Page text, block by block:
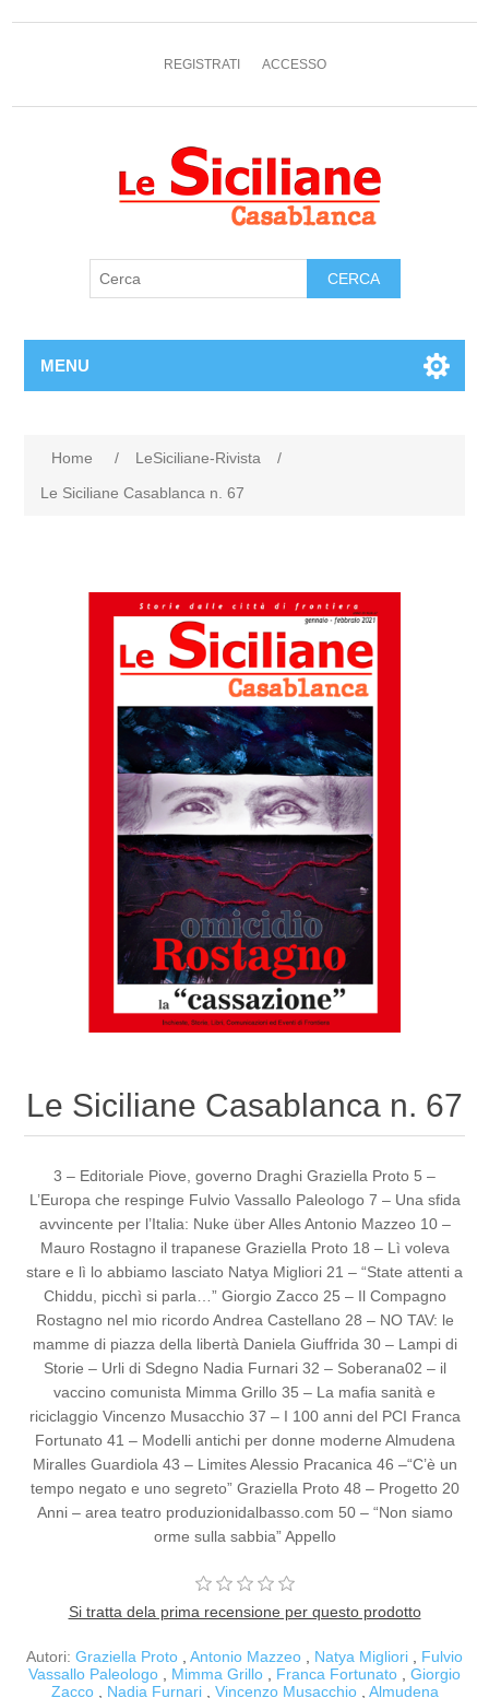
REGISTRATI ACCESSO
MENU
Home / LeSiciliane-Rivista
/
Le Siciliane Casablanca n. 67
Le Siciliane Casablanca n. 67
3 – Editoriale Piove, governo Draghi Graziella Proto 5 –
L’Europa che respinge Fulvio Vassallo Paleologo 7 – Una sfida
avvincente per l’Italia: Nuke über Alles Antonio Mazzeo 10 –
Mauro Rostagno il trapanese Graziella Proto 18 – Lì voleva
stare e lì lo abbiamo lasciato Natya Migliori 21 – “State attenti a
Chiddu, picchì si parla…” Giorgio Zacco 25 – Il Compagno
Rostagno nel mio ricordo Andrea Castellano 28 – NO TAV: le
mamme di piazza della libertà Daniela Giuffrida 30 – Lampi di
Storie – Urli di Sdegno Nadia Furnari 32 – Soberana02 – il
vaccino comunista Mimma Grillo 35 – La mafia sanità e
riciclaggio Vincenzo Musacchio 37 – I 100 anni del PCI Franca
Fortunato 41 – Modelli antichi per donne moderne Almudena
Miralles Guardiola 43 – Limites Alessio Pracanica 46 –“C’è un
tempo negato e uno segreto” Graziella Proto 48 – Progetto 20
Anni – area teatro produzionidalbasso.com 50 – “Non siamo
orme sulla sabbia” Appello
Si tratta dela prima recensione per questo prodotto
Autori: Graziella Proto Antonio Mazzeo Natya Migliori
Fulvio
Vassallo Paleologo
Mimma Grillo Franca Fortunato
Giorgio
Zacco
Nadia Furnari Vincenzo Musacchio
Almudena